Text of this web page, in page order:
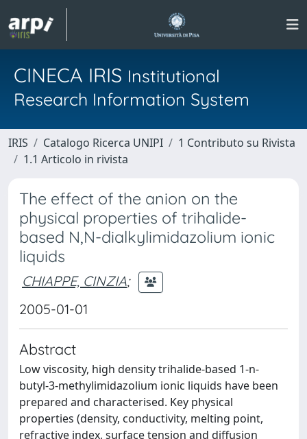
CINECA IRIS Institutional
Research Information System
IRIS Catalogo Ricerca UNIPI
1 Contributo su Rivista
1.1 Articolo in rivista
The effect of the anion on the
physical properties of trihalide-
based N,N-dialkylimidazolium ionic
liquids
CHIAPPE, CINZIA;
2005-01-01
Abstract
Low viscosity, high density trihalide-based 1-n-
butyl-3-methylimidazolium ionic liquids have been
prepared and characterised. Key physical
properties (density, conductivity, melting point,
refractive index, surface tension and diffusion